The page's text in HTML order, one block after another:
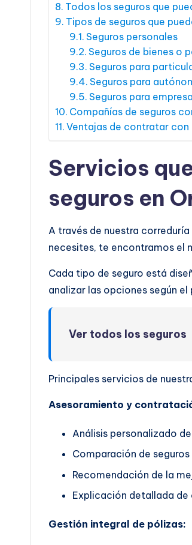
Todos los seguros que
Tipos de seguros que
Seguros personales
Seguros de bienes o
Seguros para
Seguros para
Seguros para
Compañías de seguros
Ventajas de contratar con
Servicios
seguros en
A través de nuestra
necesites, te encontramos el
Cada tipo de seguro está
analizar las opciones según
Ver todos los seguros
Principales servicios de
Asesoramiento y
Análisis personalizado
Comparación de
Recomendación de la
Explicación detallada de
Gestión integral de pólizas: